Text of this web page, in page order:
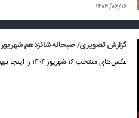
۱۴۰۴/۰۶/۱۶
گزارش تصویری/ صبحانه شانزدهم شهریور
عکس‌های منتخب ۱۶ شهریور ۱۴۰۴ را اینجا ببینید